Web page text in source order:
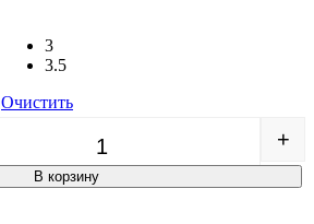
3
3.5
Очистить
Quantity +
В корзину